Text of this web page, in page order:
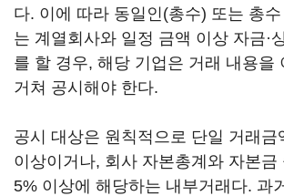
다. 이에 따라 동일인(총수) 또는 총
는 계열회사와 일정 금액 이상 자금·
를 할 경우, 해당 기업은 거래 내용을
거쳐 공시해야 한다.
공시 대상은 원칙적으로 단일 거래금
이상이거나, 회사 자본총계와 자본금
5% 이상에 해당하는 내부거래다. 과